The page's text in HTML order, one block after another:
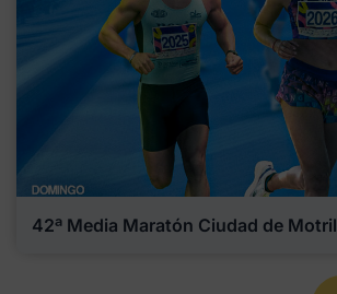
42ª Media Maratón Ciudad de Motril